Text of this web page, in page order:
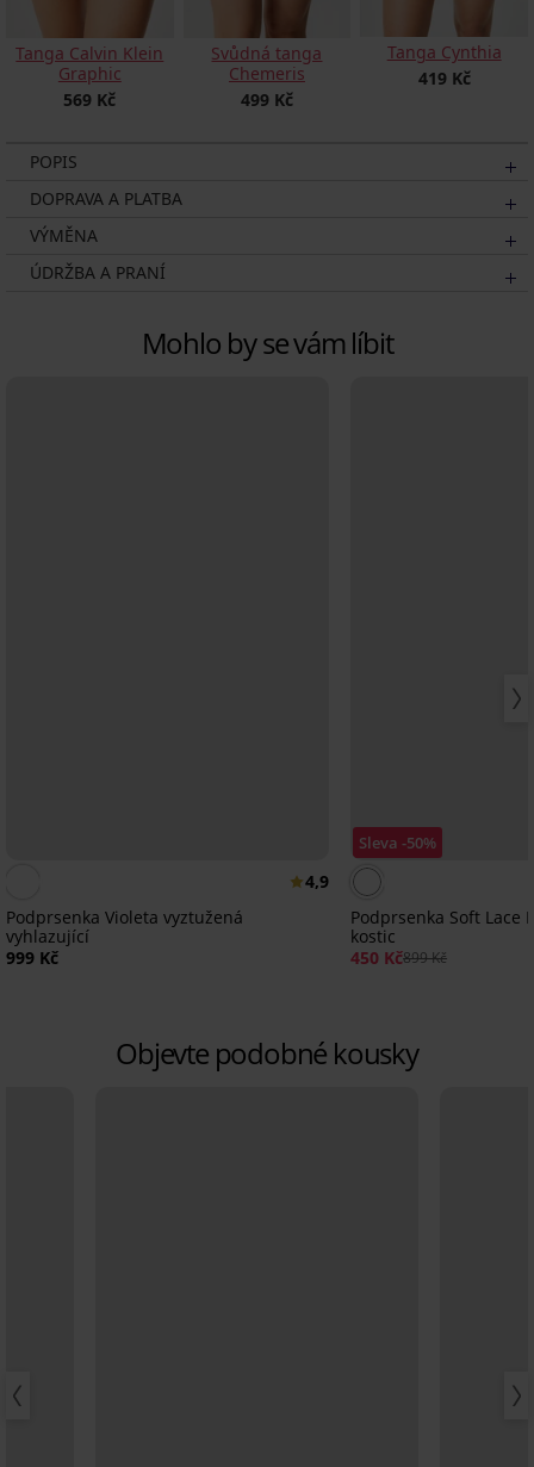
Tanga Calvin Klein
Graphic
569 Kč
Svůdná tanga
Chemeris
499 Kč
Tanga Cynthia
419 Kč
POPIS
DOPRAVA A PLATBA
VÝMĚNA
ÚDRŽBA A PRANÍ
Mohlo by se vám líbit
4,9
Podprsenka Violeta vyztužená
vyhlazující
999 Kč
Sleva -50%
Podprsenka Soft Lace
kostic
450 Kč899 Kč
Objevte podobné kousky